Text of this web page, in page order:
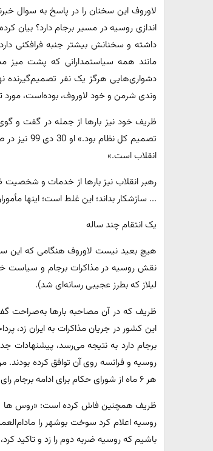
لاوروف این سخنان را در پاسخ به سوال
اندازی روسیه در مسیر برجام دارد؟ بیان
داشته و سخنانش بیشتر جنبه فرافکنی
مانند همه سیاستمدارانی که پشت میز
دشواری‌هایی هرگز یک نفر
وندی شرمن و خود لاوروف، بوده‌است، مورد
تصمیم کل
انقلاب است.»
رهبر انقلاب نیز بارها از خدمات و شخصیت
... سازشکار بداند؛ این غلط است؛ اینها مأموران
یک انتقام چند ساله
هیچ بعید نیست لاوروف هنگامی که این
نقش روسیه در مذاکرات برجام و سیاست
لیلاز که بطرز عجیبی رسانه‌ای شد).
ظریف که در آن مصاحبه بارها به‌صراحت
این کشور در جریان مذاکرات به ایران زد،
برجام دارد به نتیجه می‌رسد، پیشنهادات
روسیه و فرانسه روی آن توافق کرده
هر ۶ ماه از شورای حکام برای ادامه برجام رای بگیریم.»
ظریف همچنین فاش کرده است: «روس ها فکر
روسیه اعلام کرد سوخت بوشهر را
باشیم که روسیه ضربه دوم را زد و تاکید